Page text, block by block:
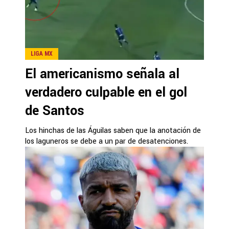
LIGA MX
El americanismo señala al
verdadero culpable en el gol
de Santos
Los hinchas de las Águilas saben que la anotación de
los laguneros se debe a un par de desatenciones.